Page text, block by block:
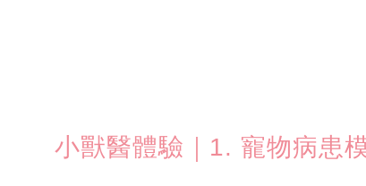
小獸醫體驗｜1. 寵物病患